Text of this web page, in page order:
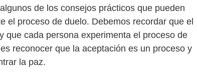
de los consejos prácticos que pueden
el proceso de duelo. Debemos recordar que el
que cada persona experimenta el proceso de
reconocer que la aceptación es un proceso y
la paz.